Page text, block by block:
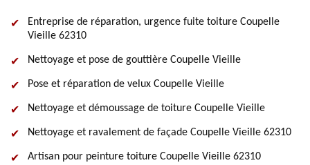
Entreprise de réparation, urgence fuite toiture Coupelle
Vieille 62310
Nettoyage et pose de gouttière Coupelle Vieille
Pose et réparation de velux Coupelle Vieille
Nettoyage et démoussage de toiture Coupelle Vieille
Nettoyage et ravalement de façade Coupelle Vieille 62310
Artisan pour peinture toiture Coupelle Vieille 62310